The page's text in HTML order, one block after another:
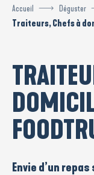
Accueil
Déguster
Traiteurs, Chefs à
Envie d’un